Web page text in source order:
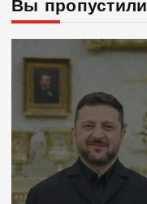
Вы пропустили